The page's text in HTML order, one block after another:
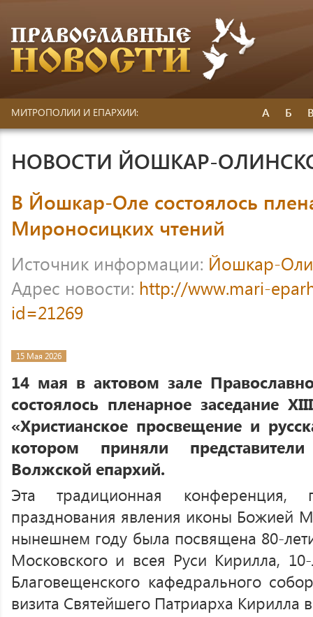
МИТРОПОЛИИ И ЕПАРХИИ: А Б
НОВОСТИ ЙОШКАР-
В Йошкар-Оле состоялось
Мироносицких чтений
Источник информации: Йошкар-
Адрес новости: http://www.mari-
id=21269
15 Мая 2026
14 мая в актовом зале
состоялось пленарное заседание X
«Христианское просвещение и
котором приняли
Волжской епархий.
Эта традиционная
празднования явления иконы Божией
нынешнем году была посвящена 80-
Московского и всея Руси Кирилла,
Благовещенского кафедрального
визита Святейшего Патриарха Кирилла